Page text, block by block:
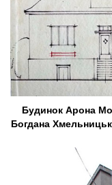
Будинок Арона
Богдана